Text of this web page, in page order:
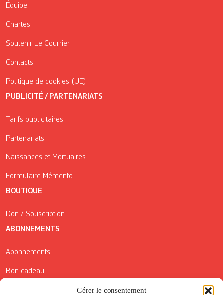
Gérer le consentement
Équipe
Chartes
Soutenir Le Courrier
Contacts
Politique de cookies (UE)
PUBLICITÉ / PARTENARIATS
Tarifs publicitaires
Partenariats
Naissances et Mortuaires
Formulaire Mémento
BOUTIQUE
Don / Souscription
ABONNEMENTS
Abonnements
Bon cadeau
Conditions générales de vente